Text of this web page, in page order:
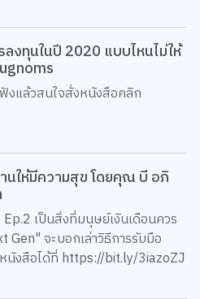
งทุนในปี 2020 แบบไหนไม่ให้
แล้วสนใจสั่งหนังสือคลิก
นให้มีความสุข โดยคุณ บี อภิ
เป็นสิ่งที่มนุษย์เงินเดือนควร
จะบอกเล่าวิธีการรับมือ
นังสือได้ที่ https://bit.ly/3iazoZJ